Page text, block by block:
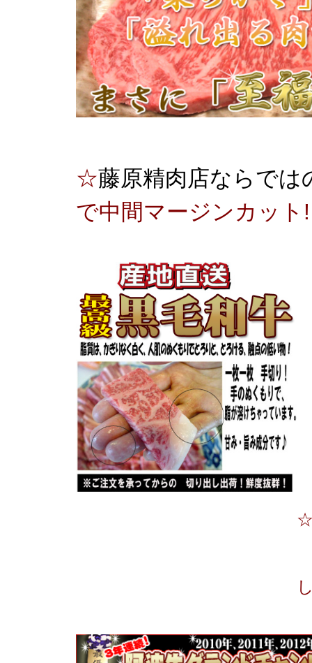
☆藤原精肉店ならでは
で中間マージンカット!
☆